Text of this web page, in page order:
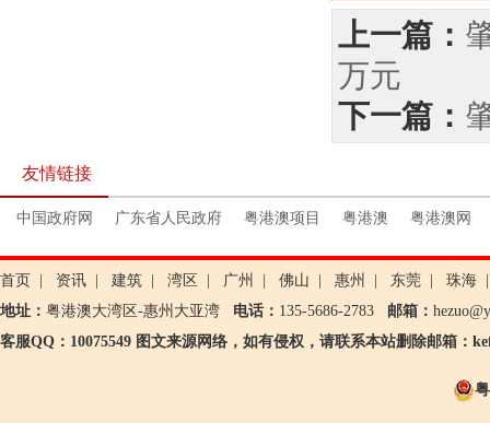
上一篇：
万元
下一篇：
友情链接
中国政府网 广东省人民政府 粤港澳项目 粤港澳 粤港澳网
首页 资讯 建筑 湾区 广州 佛山 惠州 东莞 珠海
地址： 粤港澳大湾区-惠州大亚湾 电话： 135-5686-2783 邮箱：
客服QQ：10075549 图文来源网络，如有侵权，请联系本站删除邮箱：